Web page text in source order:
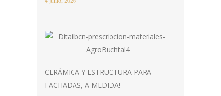
CERÁMICA Y ESTRUCTURA PARA
FACHADAS, A MEDIDA!